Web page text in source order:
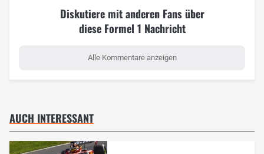
Diskutiere mit anderen Fans über
diese Formel 1 Nachricht
Alle Kommentare anzeigen
AUCH INTERESSANT